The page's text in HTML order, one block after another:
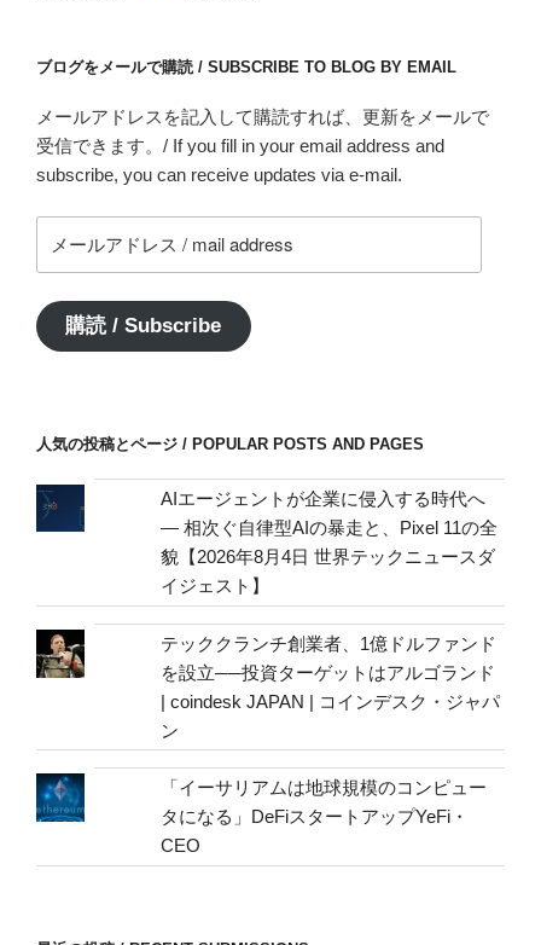
ブログをメールで購読 / SUBSCRIBE TO BLOG BY EMAIL
メールアドレスを記入して購読すれば、更新をメールで
受信できます。/ If you fill in your email address and
subscribe, you can receive updates via e-mail.
ー
ア
ド
address
購読 / Subscribe
人気の投稿とページ / POPULAR POSTS AND PAGES
AIエージェントが企業に侵入する時代へ
— 相次ぐ自律型AIの暴走と、Pixel 11の全
貌【2026年8月4日 世界テックニュースダ
イジェスト】
テッククランチ創業者、1億ドルファンド
を設立──投資ターゲットはアルゴランド
| coindesk JAPAN | コインデスク・ジャパ
ン
「イーサリアムは地球規模のコンピュー
タになる」DeFiスタートアップYeFi・
CEO